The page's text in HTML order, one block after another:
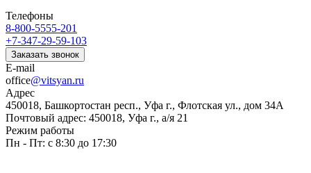
Телефоны
8-800-5555-201
+7-347-29-59-103
Заказать звонок
E-mail
office@vitsyan.ru
Адрес
450018, Башкортостан респ., Уфа г., Флотская ул., дом 34А
Почтовый адрес: 450018, Уфа г., а/я 21
Режим работы
Пн - Пт: с 8:30 до 17:30